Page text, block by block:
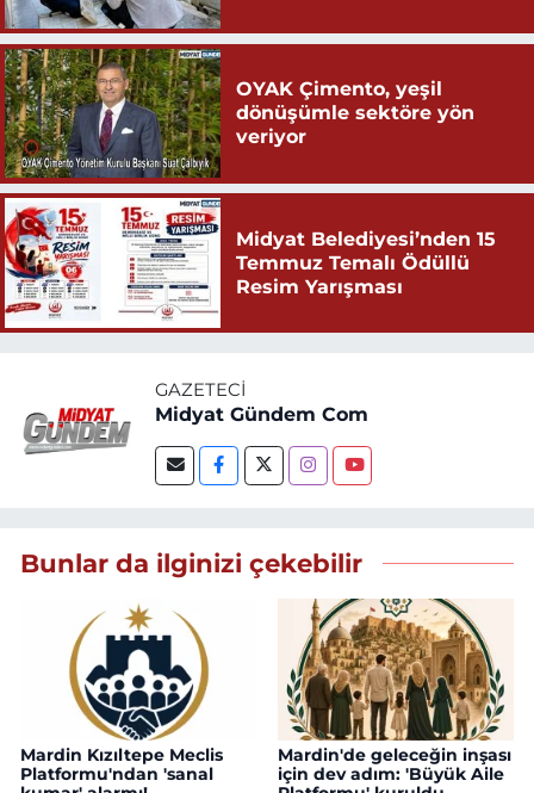
OYAK Çimento, yeşil
dönüşümle sektöre yön
veriyor
Midyat Belediyesi’nden 15
Temmuz Temalı Ödüllü
Resim Yarışması
GAZETECI
Midyat Gündem Com
Bunlar da ilginizi çekebilir
Mardin Kızıltepe Meclis
Platformu'ndan 'sanal
Mardin'de geleceğin inşası
için dev adım: 'Büyük Aile